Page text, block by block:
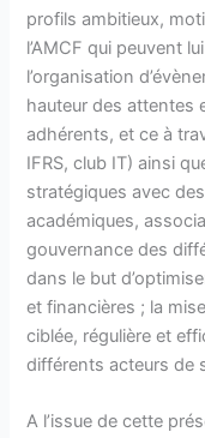
profils ambitieux,
l’AMCF qui peuvent
l’organisation
hauteur des attentes
adhérents, et ce à
IFRS, club IT) ainsi
stratégiques avec
académiques,
gouvernance des
dans le but
et financières ; la
ciblée, régulière et
différents acteurs de
A l’issue de cette